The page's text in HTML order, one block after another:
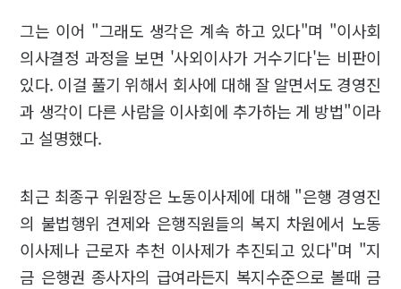
그는 이어 "그래도 생각은 계속 하고 있다"며 "이사회
의사결정 과정을 보면 '사외이사가 거수기다'는 비판이
있다. 이걸 풀기 위해서 회사에 대해 잘 알면서도 경영진
과 생각이 다른 사람을 이사회에 추가하는 게 방법"이라
고 설명했다.
최근 최종구 위원장은 노동이사제에 대해 "은행 경영진
의 불법행위 견제와 은행직원들의 복지 차원에서 노동
이사제나 근로자 추천 이사제가 추진되고 있다"며 "지
금 은행권 종사자의 급여라든지 복지수준으로 볼때 금